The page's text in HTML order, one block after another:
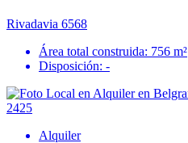
Rivadavia 6568
Área total construida: 756 m²
Disposición: -
Alquiler